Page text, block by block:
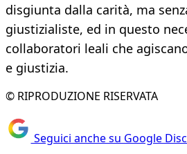
disgiunta dalla carità, ma
giustizialiste, ed in questo
collaboratori leali che
e giustizia.
© RIPRODUZIONE RISERVATA
Seguici anche su Google